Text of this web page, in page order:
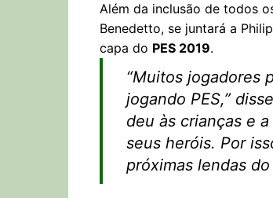
Além da inclusão de todos
Benedetto, se juntará a
capa do PES 2019.
“Muitos jogadores
jogando PES,”
deu às crianças e
seus heróis. Por
próximas lendas